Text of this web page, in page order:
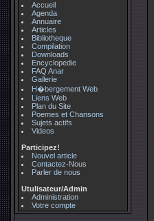
Accueil
Agenda
Annuaire
Articles
Bibliotheque
Compilation
Downloads
Encyclopedie
FAQ Anar
Gallerie
H�bergement Web
Liens Web
Plan du Site
Poemes et Chansons
Sujets actifs
Videos
Participez!
Nouvel article
Contactez-Nous
Parler de nous
Utulisateur/Admin
Administration
Votre compte